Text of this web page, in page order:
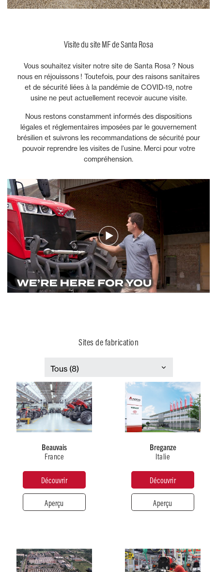
Visite du site MF de Santa Rosa
Vous souhaitez visiter notre site de Santa Rosa ? Nous
nous en réjouissons ! Toutefois, pour des raisons sanitaires
et de sécurité liées à la pandémie de COVID-19, notre
usine ne peut actuellement recevoir aucune visite.
Nous restons constamment informés des dispositions
légales et réglementaires imposées par le gouvernement
brésilien et suivrons les recommandations de sécurité pour
pouvoir reprendre les visites de l’usine. Merci pour votre
compréhension.
Sites de fabrication
Beauvais
France
Découvrir
Aperçu
France
de
production
Tracteurs
2300+
Breganze
Italie
Découvrir
Aperçu
Italie
de
production
Moissonneuses-
batteuses
d’employés
900+